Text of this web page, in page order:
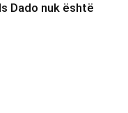
Dado nuk është